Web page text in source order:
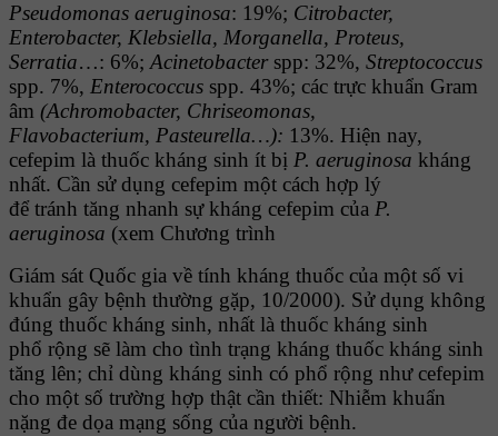
Pseudomonas aeruginosa: 19%; Citrobacter,
Enterobacter, Klebsiella, Morganella, Proteus,
Serratia…: 6%; Acinetobacter spp: 32%, Streptococcus
spp. 7%, Enterococcus spp. 43%; các trực khuẩn Gram
âm (Achromobacter, Chriseomonas,
Flavobacterium, Pasteurella…): 13%. Hiện nay,
cefepim là thuốc kháng sinh ít bị P. aeruginosa kháng
nhất. Cần sử dụng cefepim một cách hợp lý
để tránh tăng nhanh sự kháng cefepim của P.
aeruginosa (xem Chương trình
Giám sát Quốc gia về tính kháng thuốc của một số vi
khuẩn gây bệnh thường gặp, 10/2000). Sử dụng không
đúng thuốc kháng sinh, nhất là thuốc kháng sinh
phổ rộng sẽ làm cho tình trạng kháng thuốc kháng sinh
tăng lên; chỉ dùng kháng sinh có phổ rộng như cefepim
cho một số trường hợp thật cần thiết: Nhiễm khuẩn
nặng đe dọa mạng sống của người bệnh.